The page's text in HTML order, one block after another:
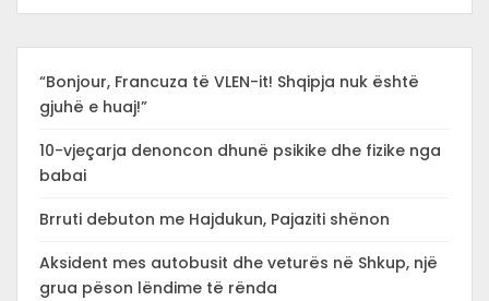
“Bonjour, Francuza të VLEN-it! Shqipja nuk është
gjuhë e huaj!”
10-vjeçarja denoncon dhunë psikike dhe fizike nga
babai
Brruti debuton me Hajdukun, Pajaziti shënon
Aksident mes autobusit dhe veturës në Shkup, një
grua pëson lëndime të rënda